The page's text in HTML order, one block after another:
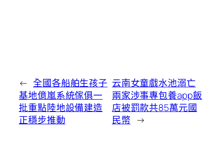
← 全國各船舶生孩子
基地億嵐系統傢俱一
批重點陸地設備建造
正穩步推動
云南女童戲水池溺亡
兩家涉事專包養app飯
店被罰款共85萬元國
民幣 →